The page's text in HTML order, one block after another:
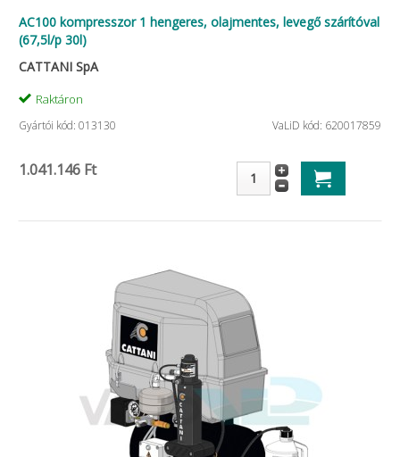
AC100 kompresszor 1 hengeres, olajmentes, levegő szárítóval
(67,5l/p 30l)
CATTANI SpA
Raktáron
Gyártói kód: 013130 VaLiD kód: 620017859
1.041.146 Ft